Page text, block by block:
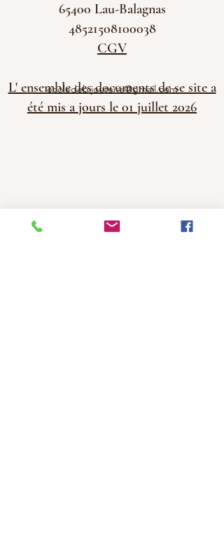
65400 Lau-Balagnas
48521508100038
CGV
L' ensemble des documents de se site a
été mis a jours le 01 juillet 2026
ecoledebijouterie@gmail.com